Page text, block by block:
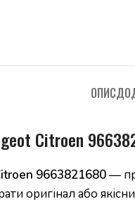
ОПИС
Citroen
9663821680—
оригінал або